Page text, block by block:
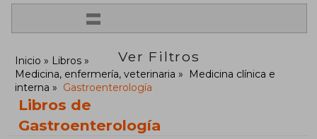
=
Ver Filtros
Inicio
Libros
Medicina, enfermería, veterinaria
Medicina clínica e
interna
Gastroenterología
Libros de
Gastroenterología